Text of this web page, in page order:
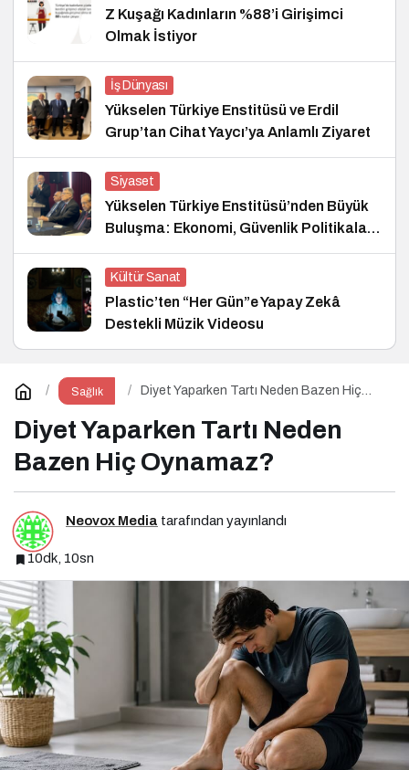
Z Kuşağı Kadınların %88’i Girişimci
Olmak İstiyor
İş Dünyası
Yükselen Türkiye Enstitüsü ve Erdil
Grup’tan Cihat Yaycı’ya Anlamlı Ziyaret
Siyaset
Yükselen Türkiye Enstitüsü’nden Büyük
Buluşma: Ekonomi, Güvenlik Politikaları
ve Hukuk Konferansı
Kültür Sanat
Plastic’ten “Her Gün”e Yapay Zekâ
Destekli Müzik Videosu
Sağlık
Diyet Yaparken Tartı Neden Bazen Hiç
Diyet Yaparken Tartı Neden
Bazen Hiç Oynamaz?
Neovox Media tarafından yayınlandı
10dk, 10sn